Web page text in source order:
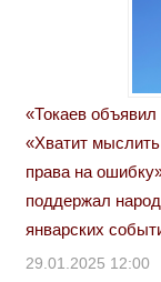
«Токаев
«Хватит
права на
поддержал
январских
29.01.2025 12:00